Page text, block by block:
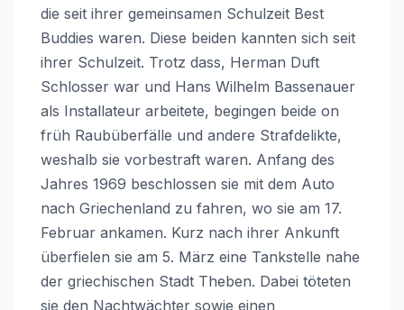
die seit ihrer gemeinsamen Schulzeit Best
Buddies waren. Diese beiden kannten sich seit
ihrer Schulzeit. Trotz dass, Herman Duft
Schlosser war und Hans Wilhelm Bassenauer
als Installateur arbeitete, begingen beide on
früh Raubüberfälle und andere Strafdelikte,
weshalb sie vorbestraft waren. Anfang des
Jahres 1969 beschlossen sie mit dem Auto
nach Griechenland zu fahren, wo sie am 17.
Februar ankamen. Kurz nach ihrer Ankunft
überfielen sie am 5. März eine Tankstelle nahe
der griechischen Stadt Theben. Dabei töteten
sie den Nachtwächter sowie einen